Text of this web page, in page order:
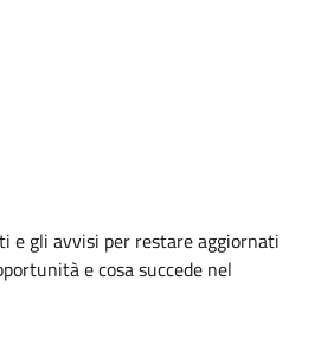
e gli avvisi per restare aggiornati
e cosa succede nel